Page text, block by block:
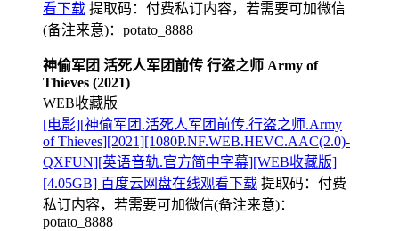
看下载 提取码： 付费私订内容，若需要可加微信
(备注来意)：potato_8888
神偷军团 活死人军团前传 行盗之师 Army of
Thieves (2021)
WEB收藏版
[电影][神偷军团.活死人军团前传.行盗之师.Army
of Thieves][2021][1080P.NF.WEB.HEVC.AAC(2.0)-
QXFUN][英语音轨.官方简中字幕][WEB收藏版]
[4.05GB] 百度云网盘在线观看下载 提取码： 付费
私订内容，若需要可加微信(备注来意)：
potato_8888